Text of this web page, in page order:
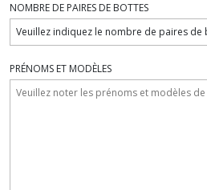
NOMBRE DE PAIRES DE BOTTES
PRÉNOMS ET MODÈLES